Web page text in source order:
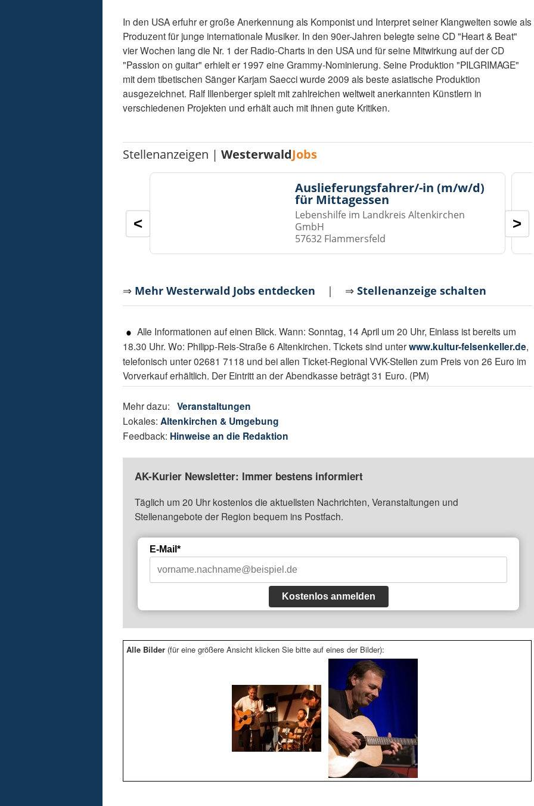
In den USA erfuhr er große Anerkennung als Komponist und Interpret seiner Klangwelten sowie als
Produzent für junge internationale Musiker. In den 90er-Jahren belegte seine CD "Heart & Beat"
vier Wochen lang die Nr. 1 der Radio-Charts in den USA und für seine Mitwirkung auf der CD
"Passion on guitar" erhielt er 1997 eine Grammy-Nominierung. Seine Produktion "PILGRIMAGE"
mit dem tibetischen Sänger Karjam Saecci wurde 2009 als beste asiatische Produktion
ausgezeichnet. Ralf Illenberger spielt mit zahlreichen weltweit anerkannten Künstlern in
verschiedenen Projekten und erhält auch mit ihnen gute Kritiken.
Stellenanzeigen |WesterwaldJobs
Auslieferungsfahrer/-in (m/w/d)
für Mittagessen
Lebenshilfe im Landkreis Altenkirchen
GmbH
57632 Flammersfeld
< >
⇒ Mehr Westerwald Jobs entdecken | ⇒Stellenanzeige schalten
Alle Informationen auf einen Blick. Wann: Sonntag, 14 April um 20 Uhr, Einlass ist bereits um
18.30 Uhr. Wo: Philipp-Reis-Straße 6 Altenkirchen. Tickets sind unterwww.kultur-felsenkeller.de,
telefonisch unter 02681 7118 und bei allen Ticket-Regional VVK-Stellen zum Preis von 26 Euro im
Vorverkauf erhältlich. Der Eintritt an der Abendkasse beträgt 31 Euro. (PM)
Mehr dazu:Veranstaltungen
Lokales:Altenkirchen & Umgebung
Feedback: Hinweise an die Redaktion
AK-Kurier Newsletter: Immer bestens informiert
Täglich um 20 Uhr kostenlos die aktuellsten Nachrichten, Veranstaltungen und
Stellenangebote der Region bequem ins Postfach.
E-Mail*
Kostenlos anmelden
Alle Bilder (für eine größere Ansicht klicken Sie bitte auf eines der Bilder):